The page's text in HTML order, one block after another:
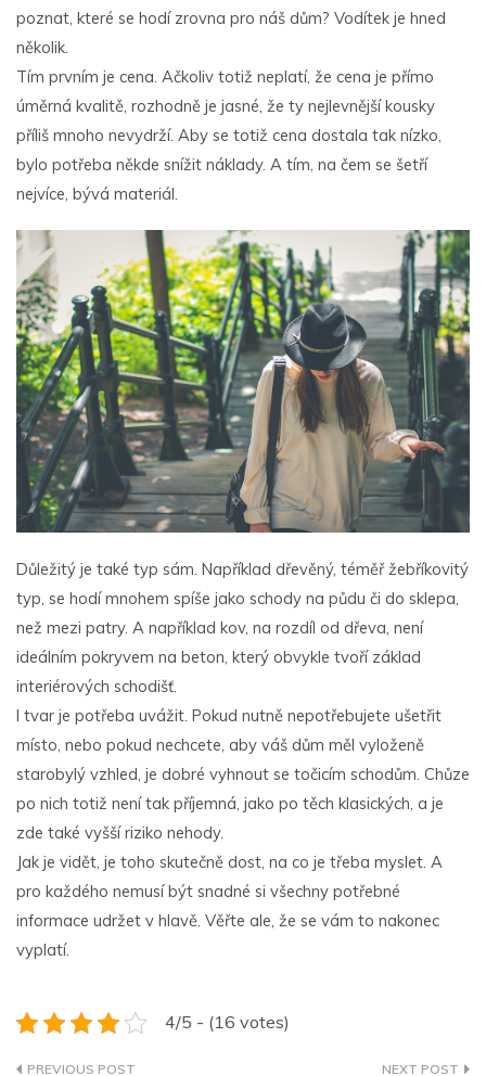
poznat, které se hodí zrovna pro náš dům? Vodítek je hned
několik.
Tím prvním je cena. Ačkoliv totiž neplatí, že cena je přímo
úměrná kvalitě, rozhodně je jasné, že ty nejlevnější kousky
příliš mnoho nevydrží. Aby se totiž cena dostala tak nízko,
bylo potřeba někde snížit náklady. A tím, na čem se šetří
nejvíce, bývá materiál.
Důležitý je také typ sám. Například dřevěný, téměř žebříkovitý
typ, se hodí mnohem spíše jako schody na půdu či do sklepa,
než mezi patry. A například kov, na rozdíl od dřeva, není
ideálním pokryvem na beton, který obvykle tvoří základ
interiérových schodišť.
I tvar je potřeba uvážit. Pokud nutně nepotřebujete ušetřit
místo, nebo pokud nechcete, aby váš dům měl vyloženě
starobylý vzhled, je dobré vyhnout se točicím schodům. Chůze
po nich totiž není tak příjemná, jako po těch klasických, a je
zde také vyšší riziko nehody.
Jak je vidět, je toho skutečně dost, na co je třeba myslet. A
pro každého nemusí být snadné si všechny potřebné
informace udržet v hlavě. Věřte ale, že se vám to nakonec
vyplatí.
4/5 - (16 votes)